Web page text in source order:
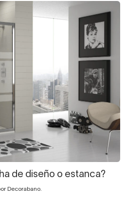
de diseño o estanca?
Decorabano.